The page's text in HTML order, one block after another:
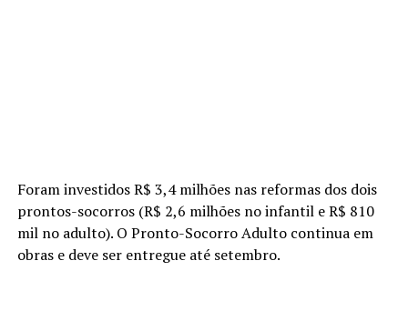
Foram investidos R$ 3,4 milhões nas reformas dos dois
prontos-socorros (R$ 2,6 milhões no infantil e R$ 810
mil no adulto). O Pronto-Socorro Adulto continua em
obras e deve ser entregue até setembro.